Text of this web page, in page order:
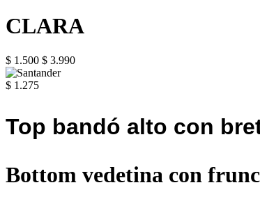
CLARA
$ 1.500 $ 3.990
$ 1.275
Top bandó alto con
Bottom vedetina con